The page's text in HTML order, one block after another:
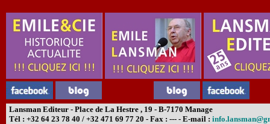
Lansman Editeur - Place de La Hestre , 19 - B-7170 Manage
Tél : +32 64 23 78 40 / +32 471 69 77 20 - Fax : --- - E-mail :